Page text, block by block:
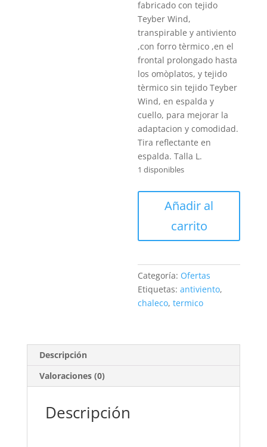
€95.00.
es:
€20.00.
fabricado con tejido
Teyber Wind,
transpirable y antiviento
,con forro tèrmico ,en el
frontal prolongado hasta
los omòplatos, y tejido
tèrmico sin tejido Teyber
Wind, en espalda y
cuello, para mejorar la
adaptacion y comodidad.
Tira reflectante en
espalda. Talla L.
1 disponibles
cantidad
Añadir al
carrito
Categoría: Ofertas
Etiquetas:antiviento,
chaleco,termico
Descripción
Valoraciones (0)
Descripción